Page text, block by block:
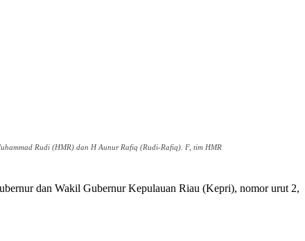
Rudi (HMR) dan H Aunur Rafiq (Rudi-Rafiq). F, tim HMR
dan Wakil Gubernur Kepulauan Riau (Kepri), nomor urut 2,